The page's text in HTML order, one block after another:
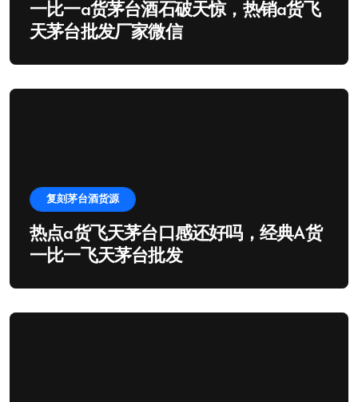
一比一a货茅台酒石破天惊，热销a货飞
天茅台批发厂家微信
复刻茅台酒货源
热点a货飞天茅台口感还好吗，经典A货
一比一飞天茅台批发